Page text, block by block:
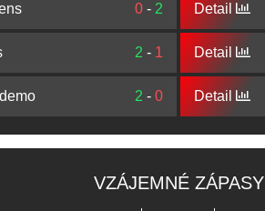
0 - 2
2 - 1
2 - 0
Detail
Detail
Detail
VZÁJEMNÉ ZÁPASY